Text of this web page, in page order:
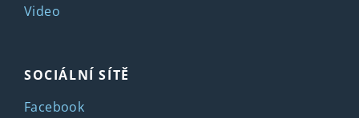
Video
SOCIÁLNÍ SÍTĚ
Facebook